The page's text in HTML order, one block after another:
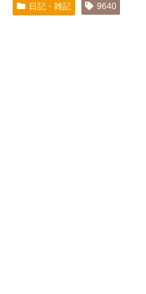
日記・雑記 9640